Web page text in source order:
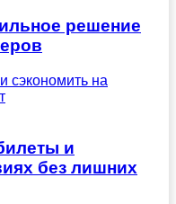
решение
сэкономить на
и
без лишних